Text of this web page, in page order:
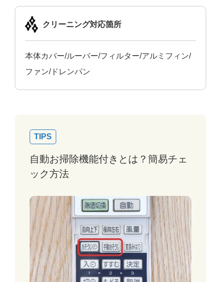
クリーニング対応箇所
本体カバー/ルーバー/フィルター/アルミフィン/
ファン/ドレンパン
TIPS
自動お掃除機能付きとは？簡易チェ
ック方法